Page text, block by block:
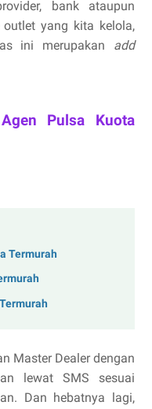
bank ataupun
yang kita kelola,
ini merupakan add
Pulsa Kuota
Termurah
Master Dealer dengan
lewat SMS sesuai
Dan hebatnya lagi,